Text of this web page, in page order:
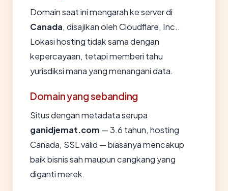
Domain saat ini mengarah ke server di
Canada, disajikan oleh Cloudflare, Inc..
Lokasi hosting tidak sama dengan
kepercayaan, tetapi memberi tahu
yurisdiksi mana yang menangani data.
Domain yang sebanding
Situs dengan metadata serupa
ganidjemat.com — 3.6 tahun, hosting
Canada, SSL valid — biasanya mencakup
baik bisnis sah maupun cangkang yang
diganti merek.